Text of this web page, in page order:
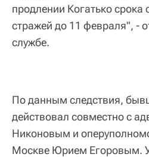
продлении Когатько срока
стражей до 11 февраля", -
службе.
По данным следствия,
действовал совместно с
Никоновым и
Москве Юрием Егоровым.